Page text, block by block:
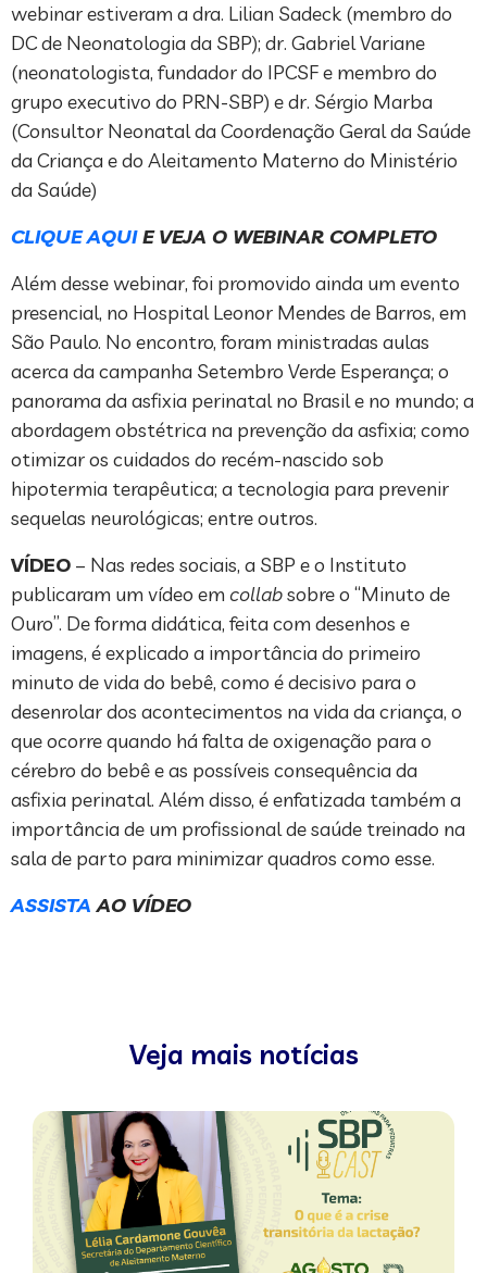
webinar estiveram a dra. Lilian Sadeck (membro do
DC de Neonatologia da SBP); dr. Gabriel Variane
(neonatologista, fundador do IPCSF e membro do
grupo executivo do PRN-SBP) e dr. Sérgio Marba
(Consultor Neonatal da Coordenação Geral da Saúde
da Criança e do Aleitamento Materno do Ministério
da Saúde)
CLIQUE AQUIE VEJA O WEBINAR COMPLETO
Além desse webinar, foi promovido ainda um evento
presencial, no Hospital Leonor Mendes de Barros, em
São Paulo. No encontro, foram ministradas aulas
acerca da campanha Setembro Verde Esperança; o
panorama da asfixia perinatal no Brasil e no mundo; a
abordagem obstétrica na prevenção da asfixia; como
otimizar os cuidados do recém-nascido sob
hipotermia terapêutica; a tecnologia para prevenir
sequelas neurológicas; entre outros.
VÍDEO – Nas redes sociais, a SBP e o Instituto
publicaram um vídeo em collabsobre o “Minuto de
Ouro”. De forma didática, feita com desenhos e
imagens, é explicado a importância do primeiro
minuto de vida do bebê, como é decisivo para o
desenrolar dos acontecimentos na vida da criança, o
que ocorre quando há falta de oxigenação para o
cérebro do bebê e as possíveis consequência da
asfixia perinatal. Além disso, é enfatizada também a
importância de um profissional de saúde treinado na
sala de parto para minimizar quadros como esse.
ASSISTA AO VÍDEO
Veja mais notícias